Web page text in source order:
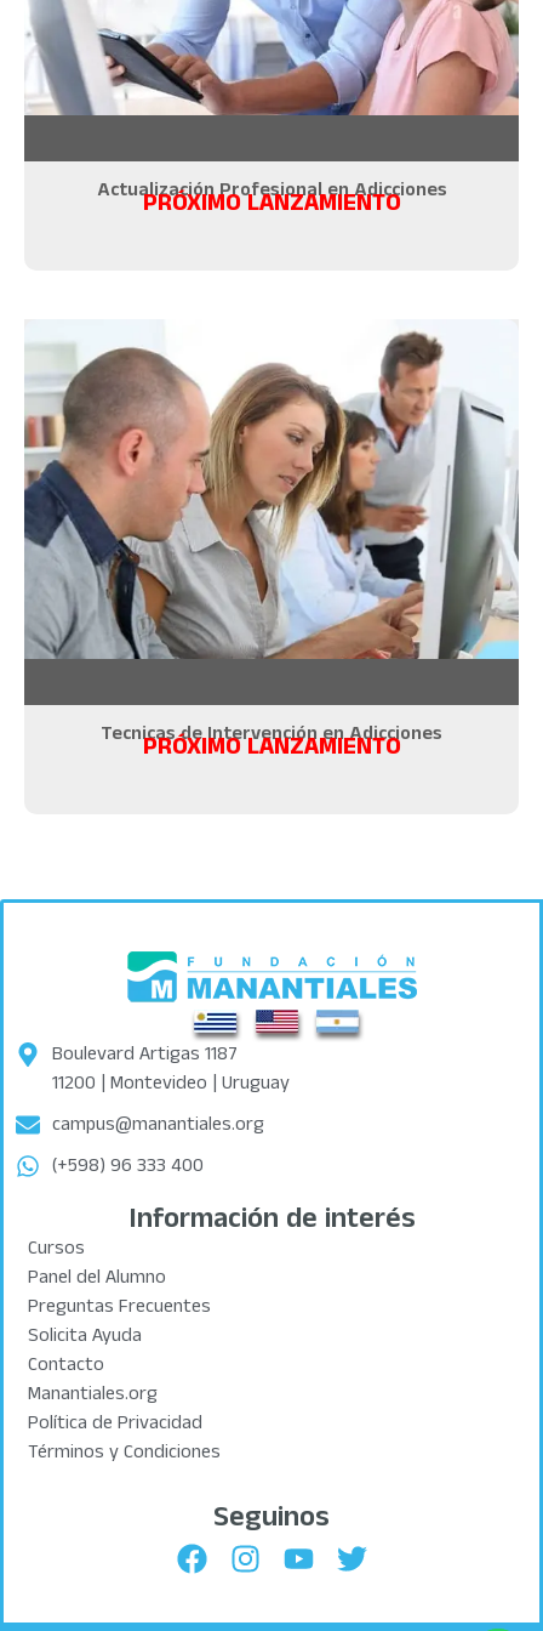
Actualización Profesional en Adicciones
PRÓXIMO LANZAMIENTO
Tecnicas de Intervención en Adicciones
PRÓXIMO LANZAMIENTO
Boulevard Artigas 1187
11200 | Montevideo | Uruguay
campus@manantiales.org
(+598) 96 333 400
Información de interés
Cursos
Panel del Alumno
Preguntas Frecuentes
Solicita Ayuda
Contacto
Manantiales.org
Política de Privacidad
Términos y Condiciones
Seguinos